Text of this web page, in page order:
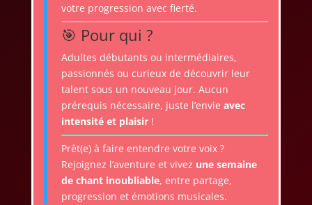
votre progression avec fierté.
🎯 Pour qui ?
Adultes débutants ou intermédiaires,
passionnés ou curieux de découvrir leur
talent sous un nouveau jour. Aucun
prérequis nécessaire, juste l’envie avec
intensité et plaisir!
Prêt(e) à faire entendre votre voix ?
Rejoignez l’aventure et vivez une semaine
de chant inoubliable, entre partage,
progression et émotions musicales.